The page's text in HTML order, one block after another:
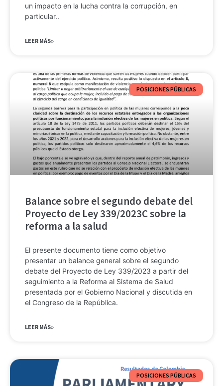
un impacto en la lucha contra la corrupción, en
particular..
LEER MÁS»
POSICIONES PÚBLICAS
Balance sobre el segundo debate del
Proyecto de Ley 339/2023C sobre la
reforma a la salud
El presente documento tiene como objetivo
presentar un balance general sobre el segundo
debate del Proyecto de Ley 339/2023 a partir del
seguimiento a la Reforma al Sistema de Salud
presentada por el Gobierno Nacional y discutida en
el Congreso de la República.
LEER MÁS»
POSICIONES PÚBLICAS